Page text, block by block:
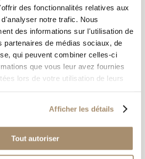
des fonctionnalités relatives aux
notre trafic. Nous
des informations sur l'utilisation de
partenaires de médias sociaux, de
qui peuvent combiner celles-ci
que vous leur avez fournies
lors de votre utilisation de leurs
Afficher les détails
Tout autoriser
nos clients de manière
nombreuses réalisations, nous concevons
maximale, respect des normes et
du milieu équestre.